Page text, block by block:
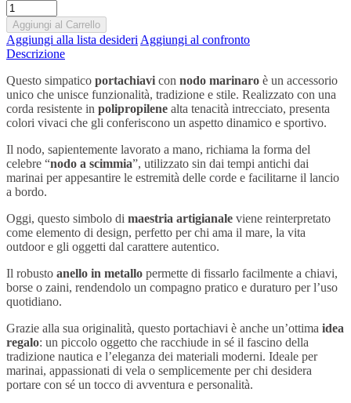
Aggiungi al Carrello
Aggiungi alla lista desideri Aggiungi al confronto
Descrizione
Questo simpatico portachiavi con nodo marinaro è un accessorio
unico che unisce funzionalità, tradizione e stile. Realizzato con una
corda resistente in polipropilene alta tenacità intrecciato, presenta
colori vivaci che gli conferiscono un aspetto dinamico e sportivo.
Il nodo, sapientemente lavorato a mano, richiama la forma del
celebre “nodo a scimmia”, utilizzato sin dai tempi antichi dai
marinai per appesantire le estremità delle corde e facilitarne il lancio
a bordo.
Oggi, questo simbolo di maestria artigianale viene reinterpretato
come elemento di design, perfetto per chi ama il mare, la vita
outdoor e gli oggetti dal carattere autentico.
Il robusto anello in metallo permette di fissarlo facilmente a chiavi,
borse o zaini, rendendolo un compagno pratico e duraturo per l’uso
quotidiano.
Grazie alla sua originalità, questo portachiavi è anche un’ottima idea
regalo: un piccolo oggetto che racchiude in sé il fascino della
tradizione nautica e l’eleganza dei materiali moderni. Ideale per
marinai, appassionati di vela o semplicemente per chi desidera
portare con sé un tocco di avventura e personalità.